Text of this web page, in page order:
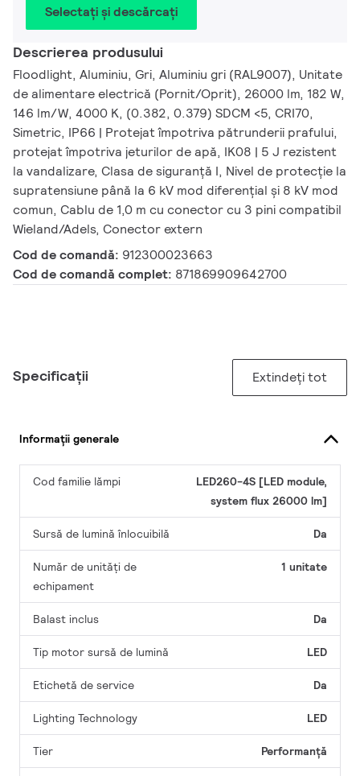
Selectați și descărcați
Descrierea produsului
Floodlight, Aluminiu, Gri, Aluminiu gri (RAL9007), Unitate
de alimentare electrică (Pornit/Oprit), 26000 lm, 182 W,
146 lm/W, 4000 K, (0.382, 0.379) SDCM <5, CRI70,
Simetric, IP66 | Protejat împotriva pătrunderii prafului,
protejat împotriva jeturilor de apă, IK08 | 5 J rezistent
la vandalizare, Clasa de siguranță I, Nivel de protecție la
supratensiune până la 6 kV mod diferențial și 8 kV mod
comun, Cablu de 1,0 m cu conector cu 3 pini compatibil
Wieland/Adels, Conector extern
Cod de comandă: 912300023663
Cod de comandă complet: 871869909642700
Specificații Extindeți tot
Informații generale
Cod familie lămpi
LED260-4S [LED module,
system flux 26000 lm]
Sursă de lumină înlocuibilă Da
Număr de unități de
echipament
1 unitate
Balast inclus Da
Tip motor sursă de lumină LED
Etichetă de service Da
Lighting Technology LED
Tier Performanță